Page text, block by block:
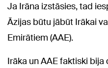
Ja Irāna izstāsies, tad
Āzijas būtu jābūt Irākai
Emirātiem (AAE).
Irāka un AAE faktiski